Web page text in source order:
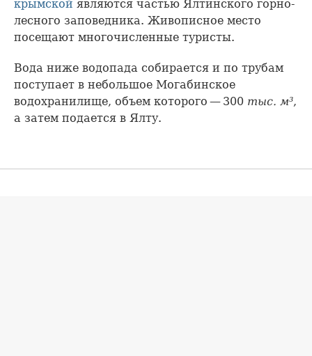
крымской являются частью Ялтинского горно-
лесного заповедника. Живописное место
посещают многочисленные туристы.
Вода ниже водопада собирается и по трубам
поступает в небольшое Могабинское
водохранилище, объем которого — 300 тыс. м³,
а затем подается в Ялту.